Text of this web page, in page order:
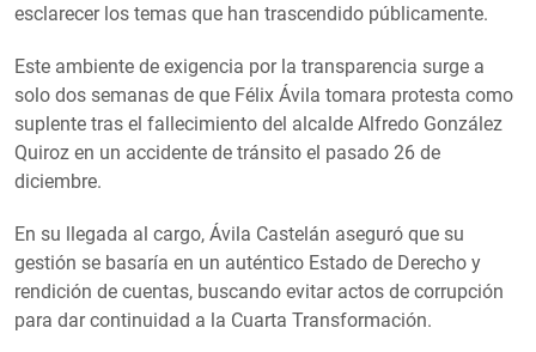
esclarecer los temas que han trascendido públicamente.
Este ambiente de exigencia por la transparencia surge a
solo dos semanas de que Félix Ávila tomara protesta como
suplente tras el fallecimiento del alcalde Alfredo González
Quiroz en un accidente de tránsito el pasado 26 de
diciembre.
En su llegada al cargo, Ávila Castelán aseguró que su
gestión se basaría en un auténtico Estado de Derecho y
rendición de cuentas, buscando evitar actos de corrupción
para dar continuidad a la Cuarta Transformación.